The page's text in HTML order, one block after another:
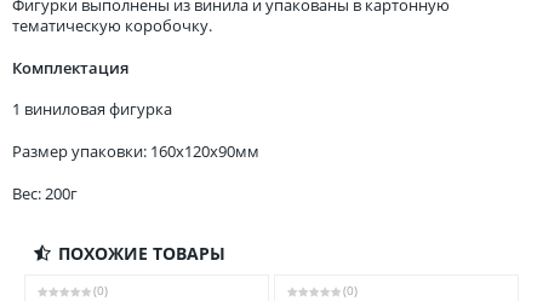
Фигурки выполнены из винила и упакованы в картонную
тематическую коробочку.
Комплектация
1 виниловая фигурка
Размер упаковки: 160x120x90мм
Вес: 200г
ПОХОЖИЕ ТОВАРЫ
(0) (0)